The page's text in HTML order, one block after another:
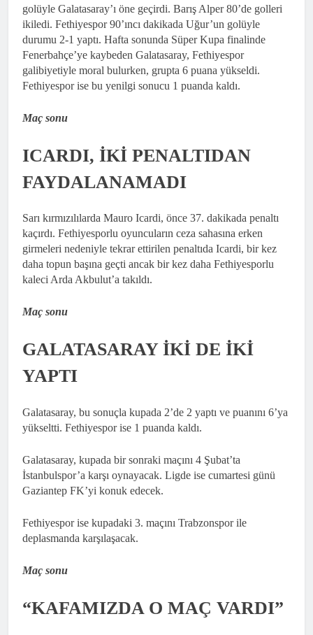
golüyle Galatasaray’ı öne geçirdi. Barış Alper 80’de golleri
ikiledi. Fethiyespor 90’ıncı dakikada Uğur’un golüyle
durumu 2-1 yaptı. Hafta sonunda Süper Kupa finalinde
Fenerbahçe’ye kaybeden Galatasaray, Fethiyespor
galibiyetiyle moral bulurken, grupta 6 puana yükseldi.
Fethiyespor ise bu yenilgi sonucu 1 puanda kaldı.
Maç sonu
ICARDI, İKİ PENALTIDAN
FAYDALANAMADI
Sarı kırmızılılarda Mauro Icardi, önce 37. dakikada penaltı
kaçırdı. Fethiyesporlu oyuncuların ceza sahasına erken
girmeleri nedeniyle tekrar ettirilen penaltıda Icardi, bir kez
daha topun başına geçti ancak bir kez daha Fethiyesporlu
kaleci Arda Akbulut’a takıldı.
Maç sonu
GALATASARAY İKİ DE İKİ
YAPTI
Galatasaray, bu sonuçla kupada 2’de 2 yaptı ve puanını 6’ya
yükseltti. Fethiyespor ise 1 puanda kaldı.
Galatasaray, kupada bir sonraki maçını 4 Şubat’ta
İstanbulspor’a karşı oynayacak. Ligde ise cumartesi günü
Gaziantep FK’yi konuk edecek.
Fethiyespor ise kupadaki 3. maçını Trabzonspor ile
deplasmanda karşılaşacak.
Maç sonu
“KAFAMIZDA O MAÇ VARDI”